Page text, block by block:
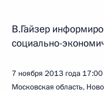
В.Гайзер
социально-
7 ноября 2013 года 17:00
Московская область,